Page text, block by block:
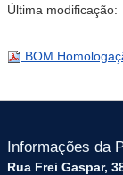
Última modificação:
BOM
Informações da
Rua Frei Gaspar,